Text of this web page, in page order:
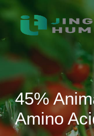
45%
Amino